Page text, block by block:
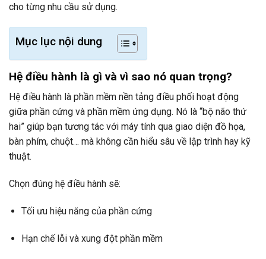
cho từng nhu cầu sử dụng.
Mục lục nội dung
Hệ điều hành là gì và vì sao nó quan trọng?
Hệ điều hành là phần mềm nền tảng điều phối hoạt động
giữa phần cứng và phần mềm ứng dụng. Nó là “bộ não thứ
hai” giúp bạn tương tác với máy tính qua giao diện đồ họa,
bàn phím, chuột… mà không cần hiểu sâu về lập trình hay kỹ
thuật.
Chọn đúng hệ điều hành sẽ:
Tối ưu hiệu năng của phần cứng
Hạn chế lỗi và xung đột phần mềm